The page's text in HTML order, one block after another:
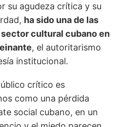
su agudeza crítica y su
ha sido una de las
cultural cubano en
, el autoritarismo
institucional.
crítico es
como una pérdida
social cubano, en un